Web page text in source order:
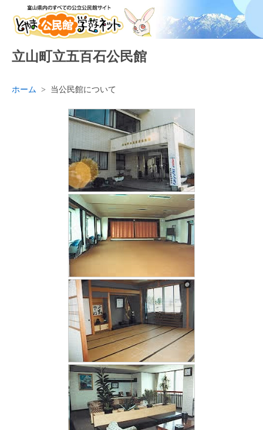
立山町立五百石公民館
ホーム > 当公民館について